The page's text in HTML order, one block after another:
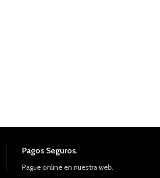
Pagos Seguros.
Pague online en nuestra web.